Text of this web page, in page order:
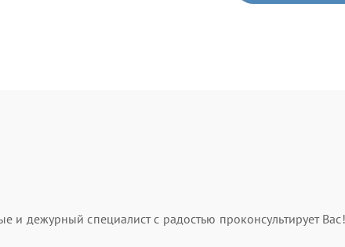
и дежурный специалист с радостью проконсультирует Вас!